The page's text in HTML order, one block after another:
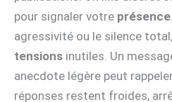
pour signaler votre présence
agressivité ou le silence
tensions inutiles. Un
anecdote légère peut
réponses restent froides,